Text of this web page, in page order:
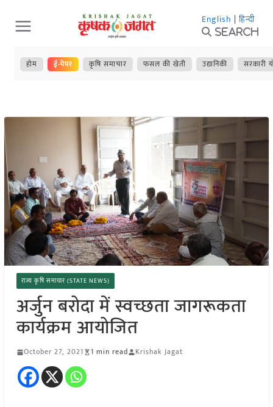
Skip
to
content
English | हिन्दी
Search
होम ई-पेपर कृषि समाचार फसल की खेती उद्यानिकी सरकारी
राज्य कृषि समाचार (STATE NEWS)
अर्जुन बरोदा में स्वच्छता जागरूकता
कार्यक्रम आयोजित
October 27, 2021 1 min read Krishak Jagat